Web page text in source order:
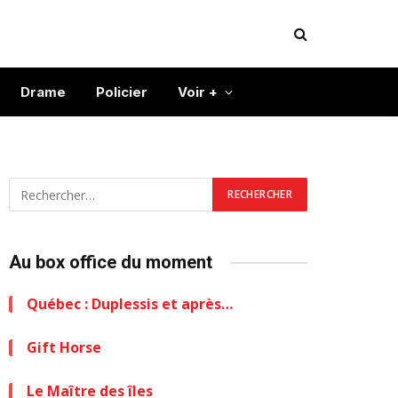
Drame Policier Voir +
Au box office du moment
Québec : Duplessis et après…
Gift Horse
Le Maître des îles